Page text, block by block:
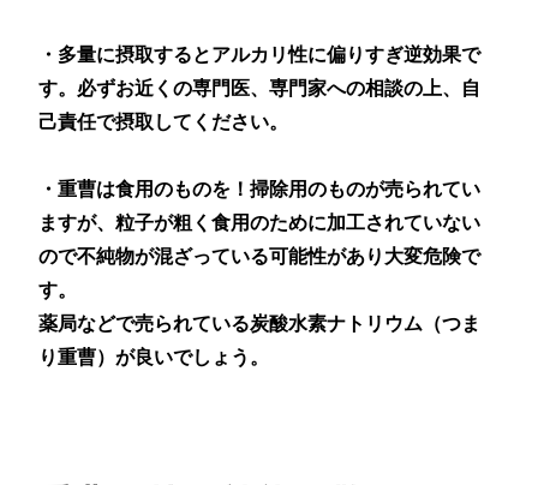
・多量に摂取するとアルカリ性に偏りすぎ逆効果で
す。必ずお近くの専門医、専門家への相談の上、自
己責任で摂取してください。
・重曹は食用のものを！掃除用のものが売られてい
ますが、粒子が粗く食用のために加工されていない
ので不純物が混ざっている可能性があり大変危険で
す。
薬局などで売られている炭酸水素ナトリウム（つま
り重曹）が良いでしょう。